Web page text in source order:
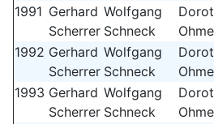
1991 Gerhard
Scherrer
Wolfgang
Schneck
1992 Gerhard
Scherrer
Wolfgang
Schneck
1993 Gerhard
Scherrer
Wolfgang
Schneck